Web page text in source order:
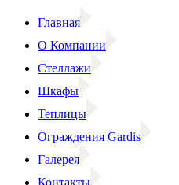
Главная
О Компании
Стеллажи
Шкафы
Теплицы
Ограждения Gardis
Галерея
Контакты